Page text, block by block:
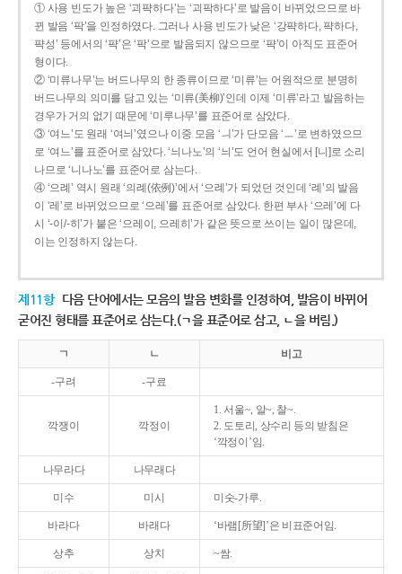
① 사용 빈도가 높은 ‘괴퍅하다’는 ‘괴팍하다’로 발음이 바뀌었으므로 바
뀐 발음 ‘팍’을 인정하였다. 그러나 사용 빈도가 낮은 ‘강퍅하다, 퍅하다,
퍅성’ 등에서의 ‘퍅’은 ‘팍’으로 발음되지 않으므로 ‘퍅’이 아직도 표준어
형이다.
② ‘미류나무’는 버드나무의 한 종류이므로 ‘미류’는 어원적으로 분명히
버드나무의 의미를 담고 있는 ‘미류(美柳)’인데 이제 ‘미류’라고 발음하는
경우가 거의 없기 때문에 ‘미루나무’를 표준어로 삼았다.
③ ‘여느’도 원래 ‘여늬’였으나 이중 모음 ‘ㅢ’가 단모음 ‘ㅡ’로 변하였으므
로 ‘여느’를 표준어로 삼았다. ‘늬나노’의 ‘늬’도 언어 현실에서 [니]로 소리
나므로 ‘니나노’를 표준어로 삼는다.
④ ‘으례’ 역시 원래 ‘의례(依例)’에서 ‘으례’가 되었던 것인데 ‘례’의 발음
이 ‘레’로 바뀌었으므로 ‘으레’를 표준어로 삼았다. 한편 부사 ‘으레’에 다
시 ‘-이/-히’가 붙은 ‘으레이, 으레히’가 같은 뜻으로 쓰이는 일이 많은데,
이는 인정하지 않는다.
제11항 다음 단어에서는 모음의 발음 변화를 인정하여, 발음이 바뀌어
굳어진 형태를 표준어로 삼는다.(ㄱ을 표준어로 삼고, ㄴ을 버림.)
ㄱ ㄴ 비고
-구려 -구료
깍쟁이 깍정이
1. 서울~, 알~, 찰~.
2. 도토리, 상수리 등의 받침은
‘깍정이’임.
나무라다 나무래다
미수 미시 미숫-가루.
바라다 바래다 ‘바램[所望]’은 비표준어임.
상추 상치 ~쌈.